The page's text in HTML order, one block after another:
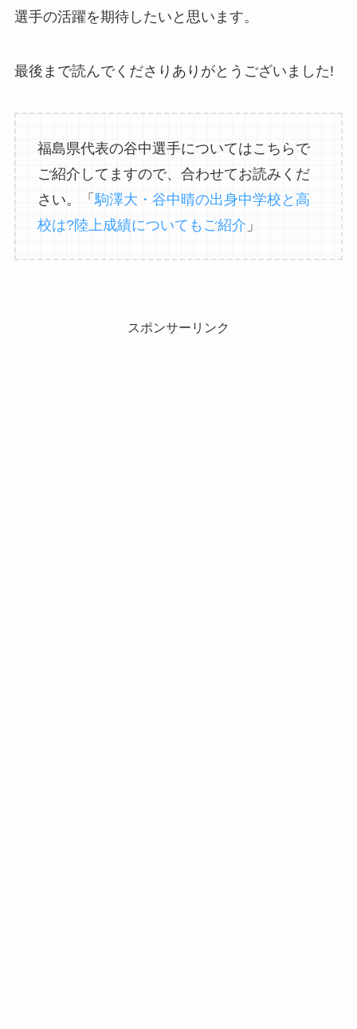
選手の活躍を期待したいと思います。
最後まで読んでくださりありがとうございました!
福島県代表の谷中選手についてはこちらで
ご紹介してますので、合わせてお読みくだ
さい。「 駒澤大・谷中晴の出身中学校と高
校は?陸上成績についてもご紹介 」
スポンサーリンク